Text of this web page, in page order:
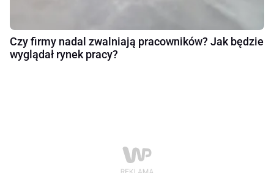
Czy firmy nadal zwalniają pracowników? Jak będzie
wyglądał rynek pracy?